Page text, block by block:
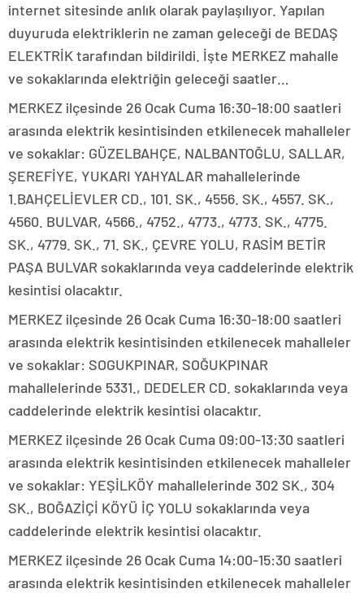
internet sitesinde anlık olarak paylaşılıyor. Yapılan
duyuruda elektriklerin ne zaman geleceği de BEDAŞ
ELEKTRİK tarafından bildirildi. İşte MERKEZ mahalle
ve sokaklarında elektriğin geleceği saatler…
MERKEZ ilçesinde 26 Ocak Cuma 16:30-18:00 saatleri
arasında elektrik kesintisinden etkilenecek mahalleler
ve sokaklar: GÜZELBAHÇE, NALBANTOĞLU, SALLAR,
ŞEREFİYE, YUKARI YAHYALAR mahallelerinde
1.BAHÇELİEVLER CD., 101. SK., 4556. SK., 4557. SK.,
4560. BULVAR, 4566., 4752., 4773., 4773. SK., 4775.
SK., 4779. SK., 71. SK., ÇEVRE YOLU, RASİM BETİR
PAŞA BULVAR sokaklarında veya caddelerinde elektrik
kesintisi olacaktır.
MERKEZ ilçesinde 26 Ocak Cuma 16:30-18:00 saatleri
arasında elektrik kesintisinden etkilenecek mahalleler
ve sokaklar: SOGUKPINAR, SOĞUKPINAR
mahallelerinde 5331., DEDELER CD. sokaklarında veya
caddelerinde elektrik kesintisi olacaktır.
MERKEZ ilçesinde 26 Ocak Cuma 09:00-13:30 saatleri
arasında elektrik kesintisinden etkilenecek mahalleler
ve sokaklar: YEŞİLKÖY mahallelerinde 302 SK., 304
SK., BOĞAZİÇİ KÖYÜ İÇ YOLU sokaklarında veya
caddelerinde elektrik kesintisi olacaktır.
MERKEZ ilçesinde 26 Ocak Cuma 14:00-15:30 saatleri
arasında elektrik kesintisinden etkilenecek mahalleler